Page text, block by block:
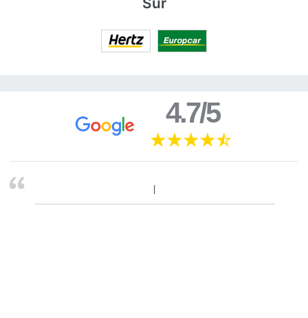
4.7/5